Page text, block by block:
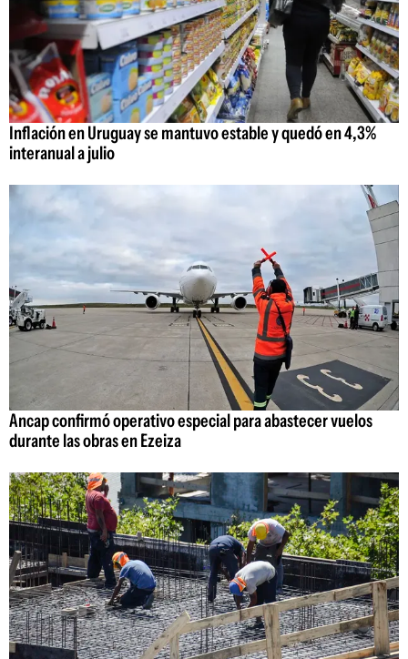
Inflación en Uruguay se mantuvo estable y quedó en 4,3%
interanual a julio
Ancap confirmó operativo especial para abastecer vuelos
durante las obras en Ezeiza